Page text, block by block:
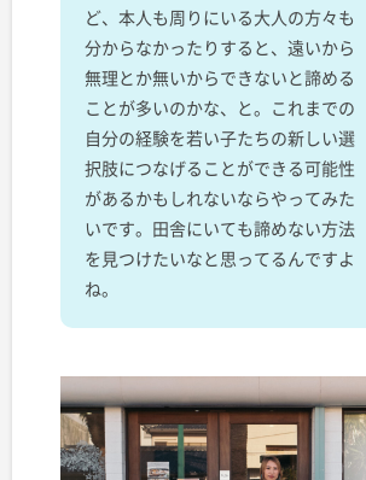
ど、本人も周りにいる大人の方々も
分からなかったりすると、遠いから
無理とか無いからできないと諦める
ことが多いのかな、と。これまでの
自分の経験を若い子たちの新しい選
択肢につなげることができる可能性
があるかもしれないならやってみた
いです。田舎にいても諦めない方法
を見つけたいなと思ってるんですよ
ね。